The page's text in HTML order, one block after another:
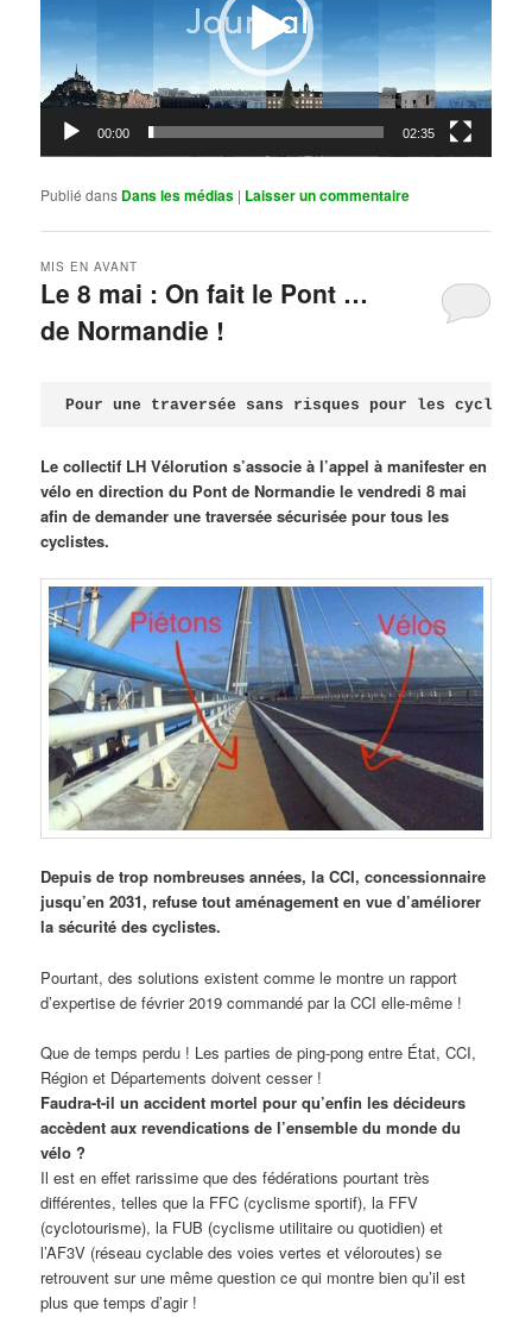
00:00 02:35
Publié dans Dans les médias | Laisser un commentaire
Le 8 mai : On fait le Pont …
de Normandie !
MIS EN AVANT
Pour une traversée sans risques pour les
Le collectif LH Vélorution s’associe à l’appel à manifester en
vélo en direction du Pont de Normandie le vendredi 8 mai
afin de demander une traversée sécurisée pour tous les
cyclistes.
Depuis de trop nombreuses années, la CCI, concessionnaire
jusqu’en 2031, refuse tout aménagement en vue d’améliorer
la sécurité des cyclistes.
Pourtant, des solutions existent comme le montre un rapport
d’expertise de février 2019 commandé par la CCI elle-même !
Que de temps perdu ! Les parties de ping-pong entre État, CCI,
Région et Départements doivent cesser !
Faudra-t-il un accident mortel pour qu’enfin les décideurs
accèdent aux revendications de l’ensemble du monde du
vélo ?
Il est en effet rarissime que des fédérations pourtant très
différentes, telles que la FFC (cyclisme sportif), la FFV
(cyclotourisme), la FUB (cyclisme utilitaire ou quotidien) et
l’AF3V (réseau cyclable des voies vertes et véloroutes) se
retrouvent sur une même question ce qui montre bien qu’il est
plus que temps d’agir !